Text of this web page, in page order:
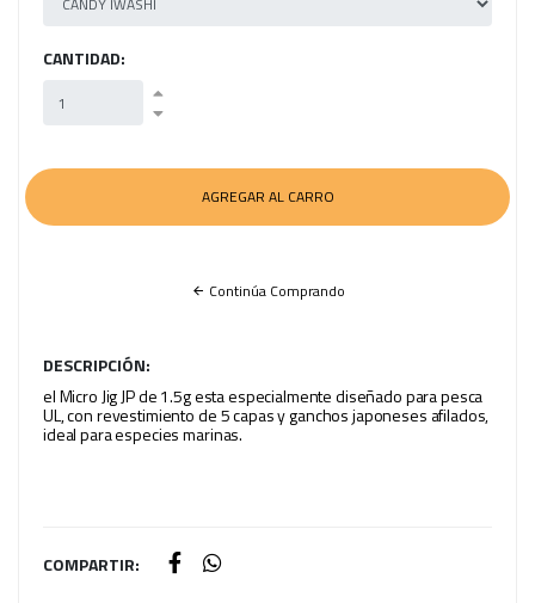
CANTIDAD:
Continúa Comprando
DESCRIPCIÓN:
el Micro Jig JP de 1.5g esta especialmente diseñado para pesca
UL, con revestimiento de 5 capas y ganchos japoneses afilados,
ideal para especies marinas.
COMPARTIR: